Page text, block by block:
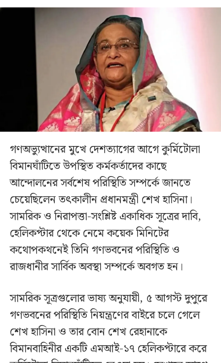
গণঅভ্যুত্থানের মুখে দেশত্যাগের আগে কুর্মিটোলা
বিমানঘাঁটিতে উপস্থিত কর্মকর্তাদের কাছে
আন্দোলনের সর্বশেষ পরিস্থিতি সম্পর্কে জানতে
চেয়েছিলেন তৎকালীন প্রধানমন্ত্রী শেখ হাসিনা।
সামরিক ও নিরাপত্তা-সংশ্লিষ্ট একাধিক সূত্রের দাবি,
হেলিকপ্টার থেকে নেমে কয়েক মিনিটের
কথোপকথনেই তিনি গণভবনের পরিস্থিতি ও
রাজধানীর সার্বিক অবস্থা সম্পর্কে অবগত হন।
সামরিক সূত্রগুলোর ভাষ্য অনুযায়ী, ৫ আগস্ট দুপুরে
গণভবনের পরিস্থিতি নিয়ন্ত্রণের বাইরে চলে গেলে
শেখ হাসিনা ও তার বোন শেখ রেহানাকে
বিমানবাহিনীর একটি এমআই-১৭ হেলিকপ্টারে করে